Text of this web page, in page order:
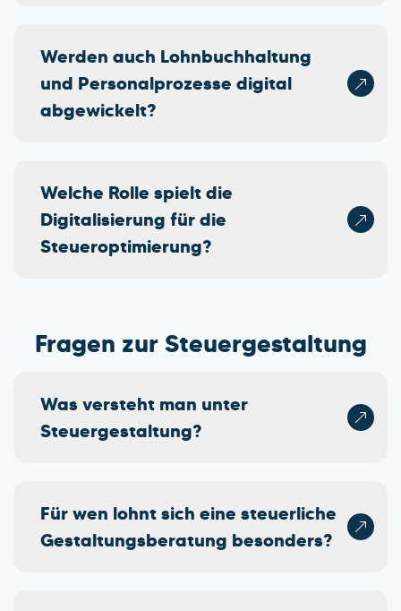
Werden auch Lohnbuchhaltung
und Personalprozesse digital
abgewickelt?
Welche Rolle spielt die
Digitalisierung für die
Steueroptimierung?
Fragen zur Steuergestaltung
Was versteht man unter
Steuergestaltung?
Für wen lohnt sich eine steuerliche
Gestaltungsberatung besonders?